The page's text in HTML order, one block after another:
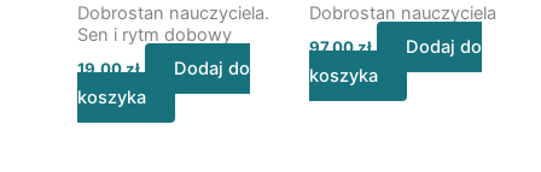
Dobrostan nauczyciela.
Sen i rytm dobowy
19,00zł
Dodaj do
koszyka
Dobrostan nauczyciela
97,00zł
Dodaj do
koszyka